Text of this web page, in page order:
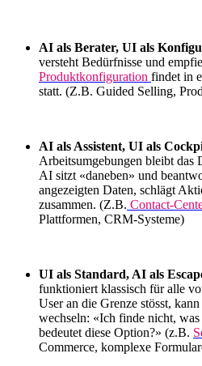
AI als Berater, UI als
versteht Bedürfnisse und
Produktkonfiguration findet in
statt. (Z.B. Guided Selling,
AI als Assistent, UI als
Arbeitsumgebungen bleibt das
AI sitzt «daneben» und
angezeigten Daten, schlägt
zusammen. (Z.B. Contact-
Plattformen, CRM-Systeme)
UI als Standard, AI als
funktioniert klassisch für alle
User an die Grenze stösst,
wechseln: «Ich finde nicht,
bedeutet diese Option?» (z.B.
Commerce, komplexe